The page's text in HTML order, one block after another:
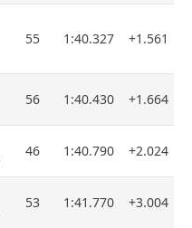
55 1:40.327 +1.561
56 1:40.430 +1.664
46 1:40.790 +2.024
53 1:41.770 +3.004